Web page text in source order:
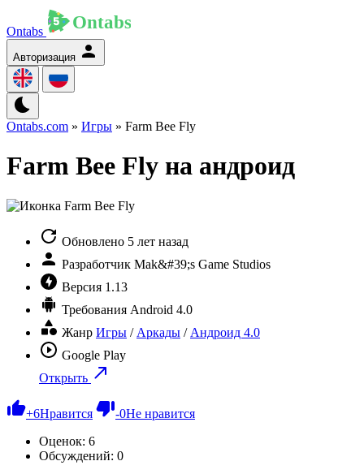
Ontabs
Авторизация
Ontabs.com » Игры » Farm Bee Fly
Farm Bee Fly на андроид
Обновлено 5 лет назад
Разработчик Mak&#39;s Game Studios
Версия 1.13
Требования Android 4.0
Жанр Игры / Аркады / Андроид 4.0
Google Play
Открыть
+6Нравится -0Не нравится
Оценок: 6
Обсуждений: 0